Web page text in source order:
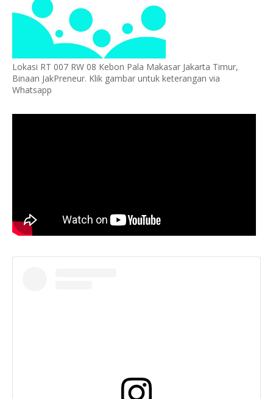
Lokasi RT 007 RW 08 Kebon Pala Makasar Jakarta Timur,
Binaan JakPreneur. Klik gambar untuk keterangan via
Whatsapp